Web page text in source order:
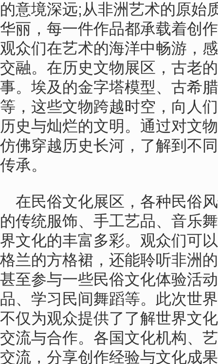
的意境深远;从非洲艺术的原始
华丽，每一件作品都承载着创
观众们在艺术的海洋中畅游，
交融。在历史文物展区，古老
事。埃及的金字塔模型、古希
等，这些文物跨越时空，向人
历史与灿烂的文明。通过对文
仿佛穿越历史长河，了解到不
传承。
在民俗文化展区，各种民俗
的传统服饰、手工艺品、音乐
界文化的丰富多彩。观众们可
格兰的方格裙，还能聆听非洲
甚至参与一些民俗文化体验活
品、学习民间舞蹈等。此次世
不仅为观众提供了了解世界文
交流与合作。各国文化机构、
交流，分享创作经验与文化成